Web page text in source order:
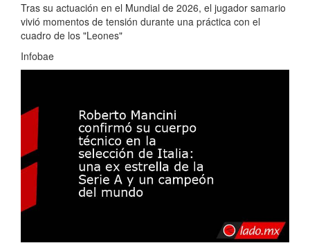
Tras su actuación en el Mundial de 2026, el jugador samario
vivió momentos de tensión durante una práctica con el
cuadro de los "Leones"
Infobae